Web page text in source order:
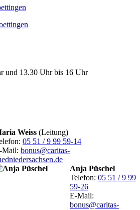
und 13.30 Uhr bis 16 Uhr
Weiss (Leitung)
05 51 / 9 99 59-14
Mail: bonus@caritas-
Anja Püschel
Telefon: 05 51 / 9 99
59-26
E-Mail:
bonus@caritas-